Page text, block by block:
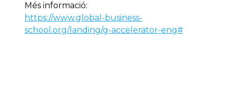
Més informació:
https://www.global-business-
school.org/landing/g-accelerator-eng#